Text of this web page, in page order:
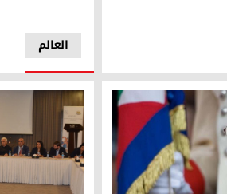
العالم